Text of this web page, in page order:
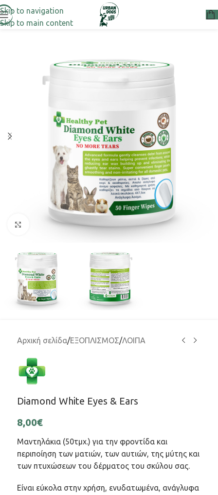
Skip to navigation
Skip to main content
Μεγέθυνση
Αρχική σελίδα/ΕΞΟΠΛΙΣΜΟΣ/ΛΟΙΠΑ
Diamond White Eyes & Ears
8,00€
Μαντηλάκια (50τμχ.) για την φροντίδα και
περιποίηση των ματιών, των αυτιών, της μύτης και
των πτυχώσεων του δέρματος του σκύλου σας.
Είναι εύκολα στην χρήση, ενυδατωμένα, ανάγλυφα